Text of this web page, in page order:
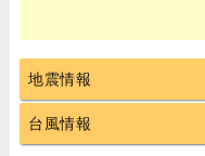
地震情報
台風情報